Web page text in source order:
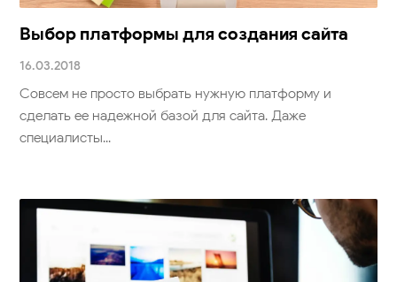
Выбор платформы для создания сайта
16.03.2018
Совсем не просто выбрать нужную платформу и
сделать ее надежной базой для сайта. Даже
специалисты...